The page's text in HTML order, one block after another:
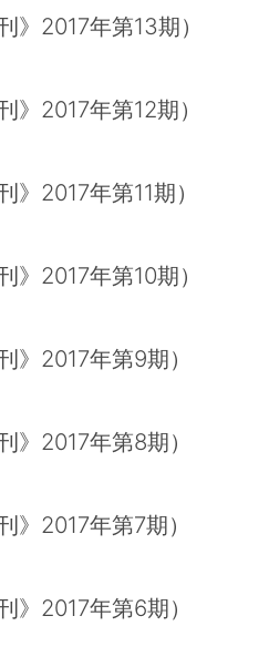
》2017年第13期）
》2017年第12期）
》2017年第11期）
》2017年第10期）
》2017年第9期）
》2017年第8期）
》2017年第7期）
》2017年第6期）